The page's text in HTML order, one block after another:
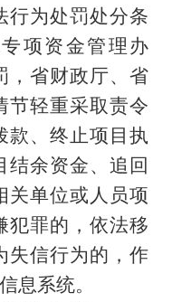
行为处罚处分条
项资金管理办
，省财政厅、省
节轻重采取责令
款、终止项目执
余资金、追回
关单位或人员项
罪的， 依法移
失信行为的，作
息系统。